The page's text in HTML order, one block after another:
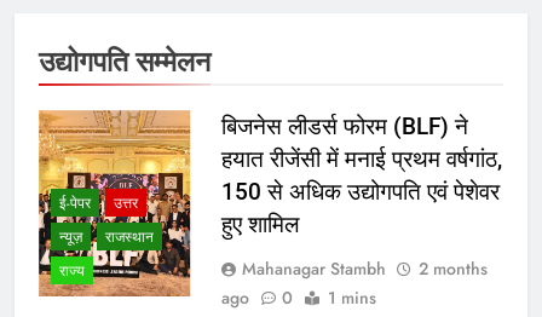
उद्योगपति सम्मेलन
ई-पेपर
उत्तर
न्यूज़
राजस्थान
राज्य
बिजनेस लीडर्स फोरम (BLF) ने
हयात रीजेंसी में मनाई प्रथम वर्षगांठ,
150 से अधिक उद्योगपति एवं पेशेवर
हुए शामिल
Mahanagar Stambh
2 months
ago
0 1 mins